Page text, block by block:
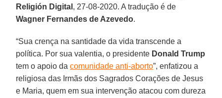
Religión Digital , 27-08-2020. A tradução é de
Wagner Fernandes de Azevedo.
“Sua crença na santidade da vida transcende a
política. Por sua valentia, o presidente Donald Trump
tem o apoio dacomunidade anti-aborto”, enfatizou a
religiosa das Irmãs dos Sagrados Corações de Jesus
e Maria, quem em sua intervenção atacou com dureza